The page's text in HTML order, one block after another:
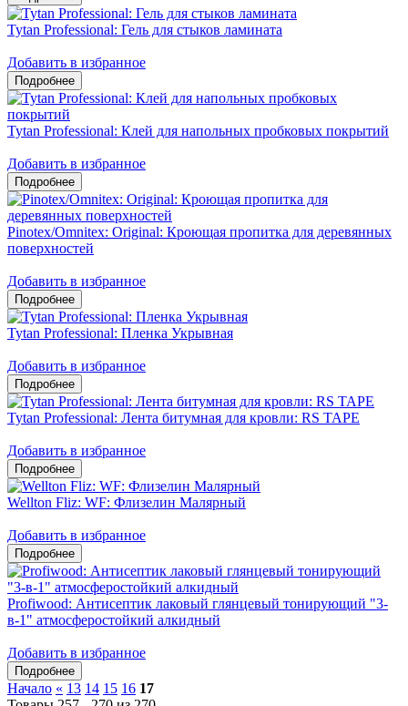
Tytan Professional: Гель для стыков ламината
Добавить в избранное
Tytan Professional: Клей для напольных пробковых покрытий
Добавить в избранное
Pinotex/Omnitex: Original: Кроющая пропитка для деревянных
поверхностей
Добавить в избранное
Tytan Professional: Пленка Укрывная
Добавить в избранное
Tytan Professional: Лента битумная для кровли: RS TAPE
Добавить в избранное
Wellton Fliz: WF: Флизелин Малярный
Добавить в избранное
Profiwood: Антисептик лаковый глянцевый тонирующий "3-
в-1" атмосферостойкий алкидный
Добавить в избранное
Начало « 13 14 15 16 17